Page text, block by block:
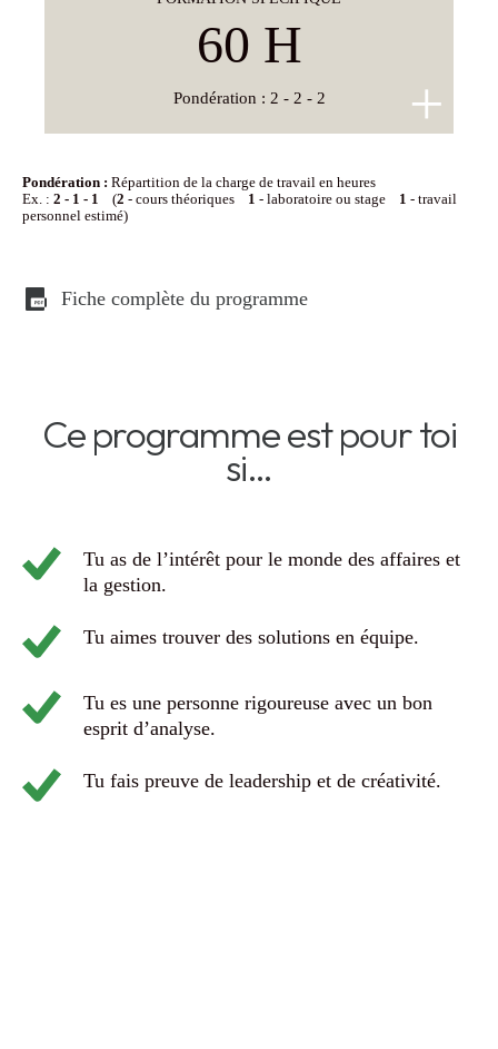
60 H
Pondération : 2 - 2 - 2 +
avec professionnalisme.
Pondération : Répartition de la charge de travail en heures
Ex. : 2 - 1 - 1 (2 - cours théoriques 1 - laboratoire ou stage 1 - travail
personnel estimé)
Fiche complète du programme
Ce programme est pour toi
si…
Tu as de l’intérêt pour le monde des affaires et
la gestion.
Tu aimes trouver des solutions en équipe.
Tu es une personne rigoureuse avec un bon
esprit d’analyse.
Tu fais preuve de leadership et de créativité.